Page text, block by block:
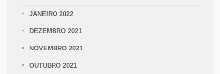
JANEIRO 2022
DEZEMBRO 2021
NOVEMBRO 2021
OUTUBRO 2021